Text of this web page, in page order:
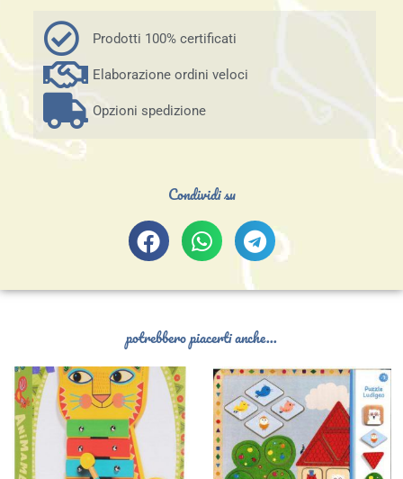
Prodotti 100% certificati
Elaborazione ordini veloci
Opzioni spedizione
Condividi su
potrebbero piacerti anche...